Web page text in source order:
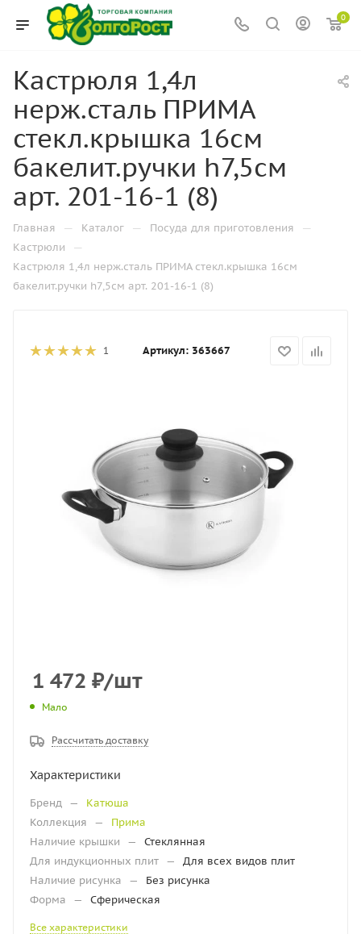
0
Кастрюля 1,4л
нерж.сталь ПРИМА
стекл.крышка 16см
бакелит.ручки h7,5см
арт. 201-16-1 (8)
Главная — Каталог — Посуда для приготовления —
Кастрюли —
Кастрюля 1,4л нерж.сталь ПРИМА стекл.крышка 16см
бакелит.ручки h7,5см арт. 201-16-1 (8)
1 Артикул: 363667
1 472 ₽/шт
Мало
Рассчитать доставку
Характеристики
Бренд —
Катюша
Коллекция
—
Прима
Наличие крышки
—
Стеклянная
Для индукционных плит —
Для всех видов плит
Наличие рисунка
—
Без рисунка
Форма
— Сферическая
Все характеристики